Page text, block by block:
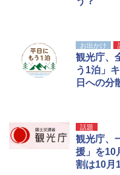
ーズ
￥
お出かけ
観光庁、
う1泊」
日への分
話題
観光庁、
援」を10
割は10月